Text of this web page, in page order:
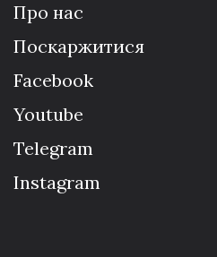
Про нас
Поскаржитися
Facebook
Youtube
Telegram
Instagram